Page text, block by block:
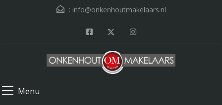
: info@onkenhoutmakelaars.nl
Menu